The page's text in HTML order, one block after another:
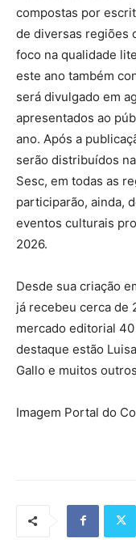
compostas por
de diversas regiões
foco na qualidade
este ano também
será divulgado em
apresentados ao
ano. ​Após a
serão distribuídos
Sesc, em todas as
participarão, ainda,
eventos culturais
2026.
Desde sua criação
já recebeu cerca de
mercado editorial
destaque estão
Gallo e muitos
Imagem Portal do